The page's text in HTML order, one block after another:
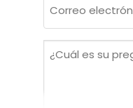
electrónico
¿Cuál